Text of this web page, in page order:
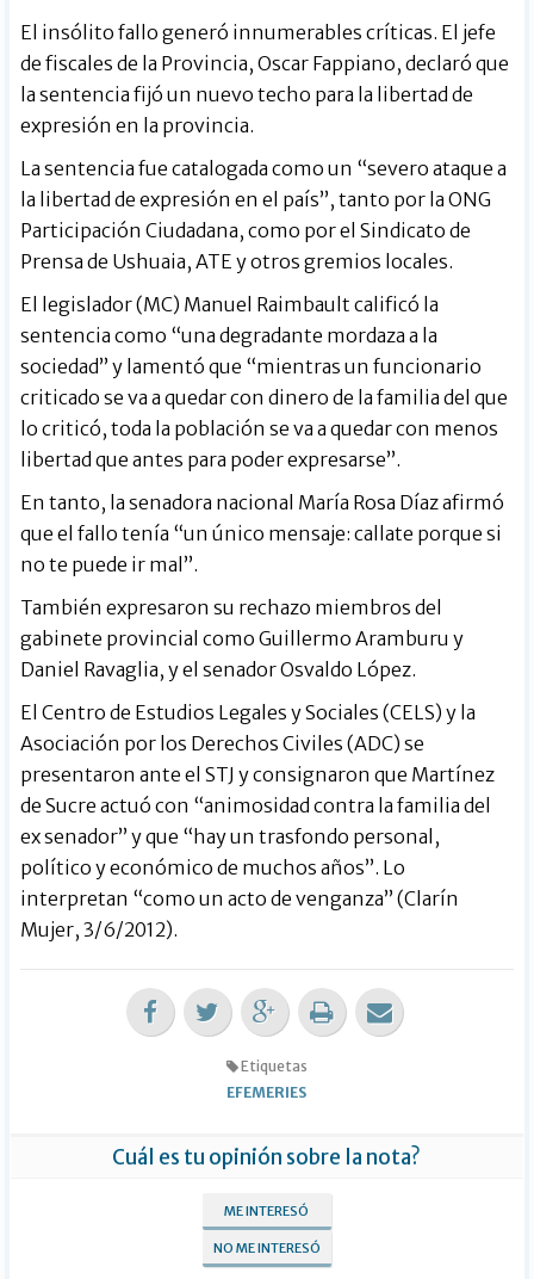
El insólito fallo generó innumerables críticas. El jefe
de fiscales de la Provincia, Oscar Fappiano, declaró que
la sentencia fijó un nuevo techo para la libertad de
expresión en la provincia.
La sentencia fue catalogada como un “severo ataque a
la libertad de expresión en el país”, tanto por la ONG
Participación Ciudadana, como por el Sindicato de
Prensa de Ushuaia, ATE y otros gremios locales.
El legislador (MC) Manuel Raimbault calificó la
sentencia como “una degradante mordaza a la
sociedad” y lamentó que “mientras un funcionario
criticado se va a quedar con dinero de la familia del que
lo criticó, toda la población se va a quedar con menos
libertad que antes para poder expresarse”.
En tanto, la senadora nacional María Rosa Díaz afirmó
que el fallo tenía “un único mensaje: callate porque si
no te puede ir mal”.
También expresaron su rechazo miembros del
gabinete provincial como Guillermo Aramburu y
Daniel Ravaglia, y el senador Osvaldo López.
El Centro de Estudios Legales y Sociales (CELS) y la
Asociación por los Derechos Civiles (ADC) se
presentaron ante el STJ y consignaron que Martínez
de Sucre actuó con “animosidad contra la familia del
ex senador” y que “hay un trasfondo personal,
político y económico de muchos años”. Lo
interpretan “como un acto de venganza” (Clarín
Mujer, 3/6/2012).
Etiquetas
EFEMERIES
Cuál es tu opinión sobre la nota?
ME INTERESÓ
NO ME INTERESÓ